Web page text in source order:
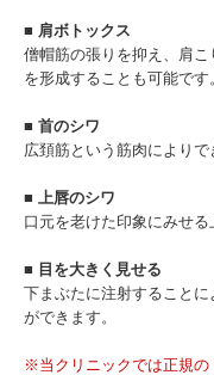
■ 肩ボトックス
僧帽筋の張りを抑え、肩
を形成することも可能です
■ 首のシワ
広頚筋という筋肉によりで
■ 上唇のシワ
口元を老けた印象にみせる
■ 目を大きく見せる
下まぶたに注射すること
ができます。
※当クリニックでは正規の